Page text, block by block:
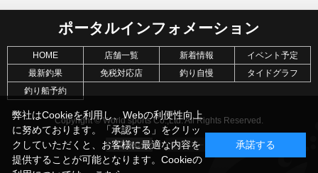
ポータルインフォメーション
HOME 店舗一覧 新着情報
イベント予定
最新釣果
免税対応店 釣り自慢
タイドグラフ
釣り船予約
Copyright © World sports Co.,Ltd. All Rights Reserved.
弊社はCookieを利用し、Webの利便性向上
に努めております。「承認する」をクリッ
クしていただくと、お客様に最適な内容を
提供することが可能となります。Cookieの
承諾する